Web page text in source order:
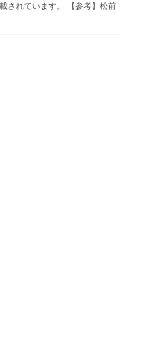
れています。 【参考】松前